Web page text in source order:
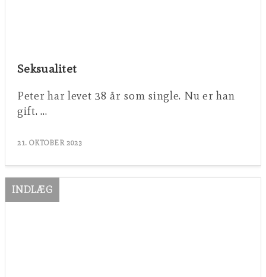
Seksualitet
Peter har levet 38 år som single. Nu er han
gift. …
21. OKTOBER 2023
INDLÆG